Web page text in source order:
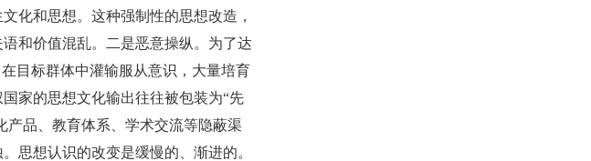
化和思想。这种强制性的思想改造，
和价值混乱。二是恶意操纵。为了达
目标群体中灌输服从意识，大量培育
家的思想文化输出往往被包装为“先
产品、教育体系、学术交流等隐蔽渠
思想认识的改变是缓慢的、渐进的。